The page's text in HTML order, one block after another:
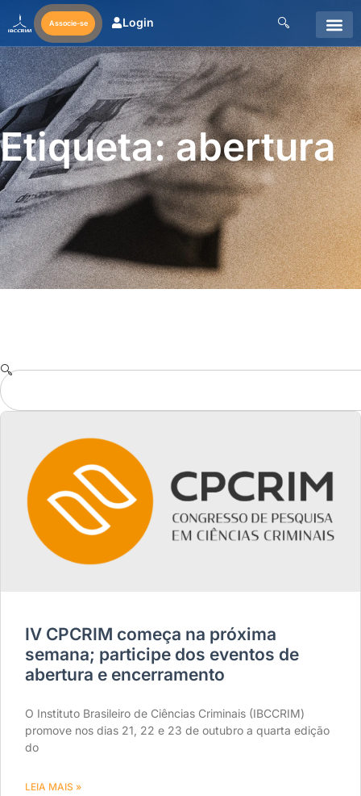
Associe-se Login
Etiqueta: abertura
IV CPCRIM começa na próxima
semana; participe dos eventos de
abertura e encerramento
O Instituto Brasileiro de Ciências Criminais (IBCCRIM)
promove nos dias 21, 22 e 23 de outubro a quarta edição
do
LEIA MAIS »